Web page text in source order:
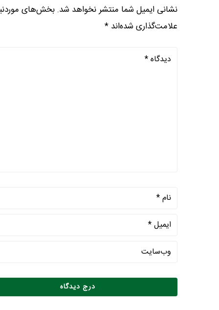
نشانی ایمیل شما منتشر نخواهد شد. بخش‌های
علامت‌گذاری شده‌اند *